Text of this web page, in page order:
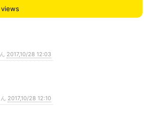
views
2017,10/28 12:03
2017,10/28 12:10